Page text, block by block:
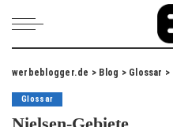
werbeblogger.de > Blog > Glossar >
Glossar